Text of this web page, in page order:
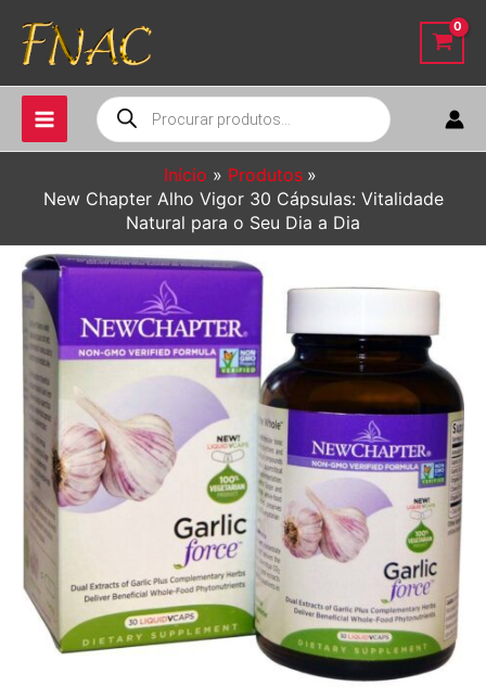
para
conteúdo
Pesquisar
produtos
Início
Produtos
New Chapter Alho Vigor 30 Cápsulas: Vitalidade
Natural para o Seu Dia a Dia